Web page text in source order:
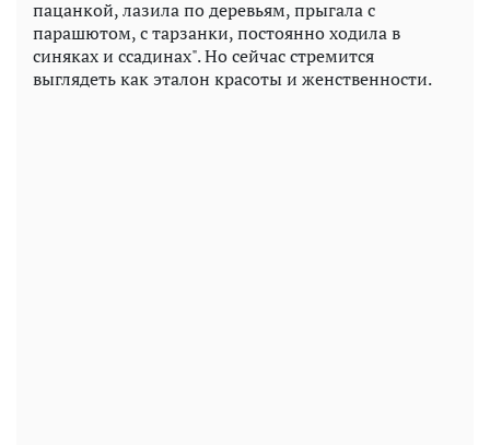
пацанкой, лазила по деревьям, прыгала с
парашютом, с тарзанки, постоянно ходила в
синяках и ссадинах". Но сейчас стремится
выглядеть как эталон красоты и женственности.